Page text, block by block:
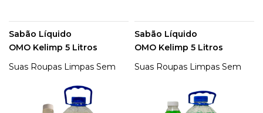
Sabão Líquido
OMO Kelimp 5 Litros
Suas Roupas Limpas Sem
Uma vez e Economize
Água. Conheça Agora!
Sabão Líquido
OMO Kelimp 5 Litros
Suas Roupas Limpas Sem
Uma vez e Economize
Água. Conheça Agora!